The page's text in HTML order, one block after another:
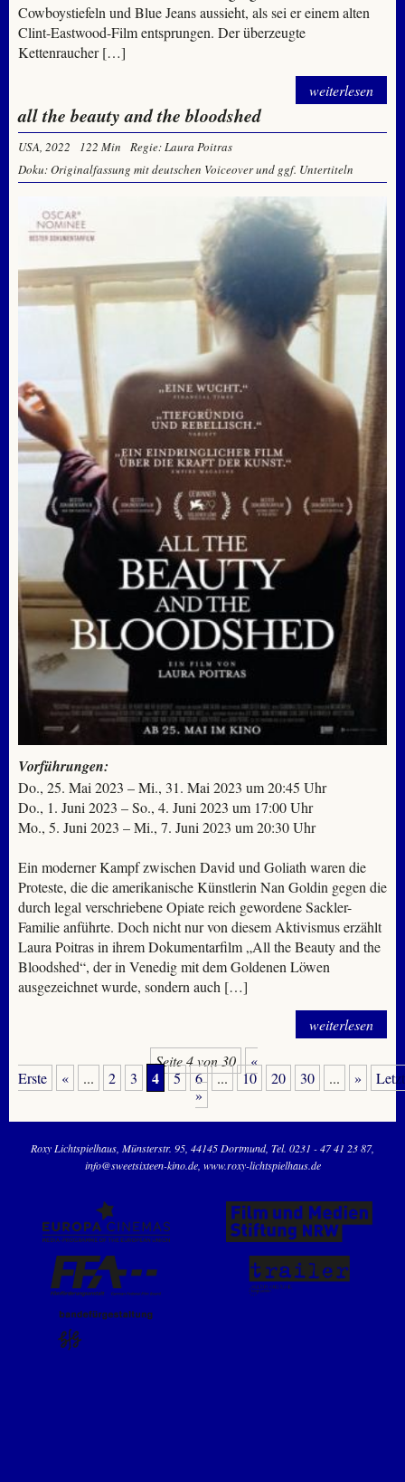
Cowboystiefeln und Blue Jeans aussieht, als sei er einem alten
Clint-Eastwood-Film entsprungen. Der überzeugte
Kettenraucher […]
weiterlesen
all the beauty and the bloodshed
USA, 2022 122 Min
Regie: Laura Poitras
Doku: Originalfassung mit deutschen Voiceover und ggf. Untertiteln
Vorführungen:
Do., 25. Mai 2023 – Mi., 31. Mai 2023 um 20:45 Uhr
Do., 1. Juni 2023 – So., 4. Juni 2023 um 17:00 Uhr
Mo., 5. Juni 2023 – Mi., 7. Juni 2023 um 20:30 Uhr
Ein moderner Kampf zwischen David und Goliath waren die
Proteste, die die amerikanische Künstlerin Nan Goldin gegen die
durch legal verschriebene Opiate reich gewordene Sackler-
Familie anführte. Doch nicht nur von diesem Aktivismus erzählt
Laura Poitras in ihrem Dokumentarfilm „All the Beauty and the
Bloodshed“, der in Venedig mit dem Goldenen Löwen
ausgezeichnet wurde, sondern auch […]
weiterlesen
Seite 4 von 30
«
Erste
« ... 2 3 4 5 6 ... 10 20 30 ... »
»
Roxy Lichtspielhaus Münsterstr. 95 44145 Dortmund Tel. 0231 - 47 41 23 87
info@sweetsixteen-kino.de www.roxy-lichtspielhaus.de